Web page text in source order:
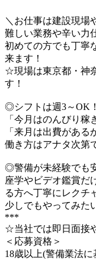
＼お仕事は建設現場
難しい業務や辛い力
初めての方でも丁寧
来ます！
☆現場は東京都・神
す！
◎シフトは週3～OK
「今月はのんびり稼
「来月は出費がある
働き方はアナタ次第
◎警備が未経験でも
座学やビデオ鑑賞だ
る方へ丁寧にレクチ
少しでもやってみた
***
☆当社では即日面接
＜応募資格＞
18歳以上(警備業法に